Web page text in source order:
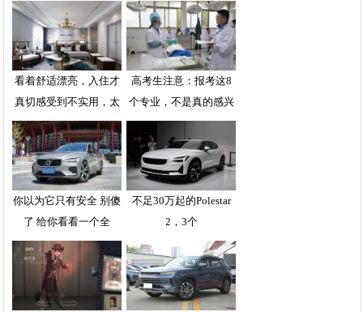
看着舒适漂亮，入住才
真切感受到不实用，太
高考生注意：报考这8
个专业，不是真的感兴
你以为它只有安全 别傻
了 给你看看一个全
不足30万起的Polestar
2，3个